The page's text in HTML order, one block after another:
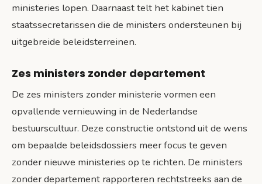
ministeries lopen. Daarnaast telt het kabinet tien
staatssecretarissen die de ministers ondersteunen bij
uitgebreide beleidsterreinen.
Zes ministers zonder departement
De zes ministers zonder ministerie vormen een
opvallende vernieuwing in de Nederlandse
bestuurscultuur. Deze constructie ontstond uit de wens
om bepaalde beleidsdossiers meer focus te geven
zonder nieuwe ministeries op te richten. De ministers
zonder departement rapporteren rechtstreeks aan de